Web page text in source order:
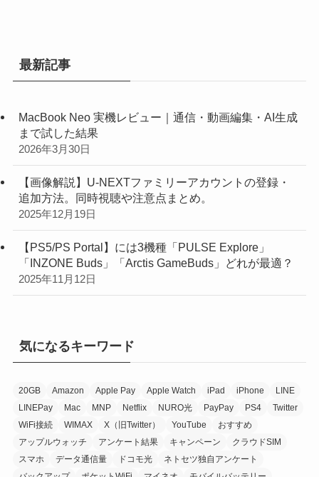
最新記事
MacBook Neo 実機レビュー｜通信・動画編集・AI生成
まで試した結果
2026年3月30日
【画像解説】U-NEXTファミリーアカウントの登録・
追加方法。同時視聴や注意点まとめ。
2025年12月19日
【PS5/PS Portal】には3機種「PULSE Explore」
「INZONE Buds」「Arctis GameBuds」どれが最適？
2025年11月12日
気になるキーワード
20GB Amazon Apple Pay Apple Watch iPad iPhone
LINE
LINEPay
Mac MNP Netflix NURO光 PayPay PS4
Twitter
WiFi接続
WIMAX X（旧Twitter） YouTube
おすすめ
アップルウォッチ
アンケート結果 キャンペーン
クラウドSIM
スマホ
データ通信量 ドコモ光
ネトセツ独自アンケート